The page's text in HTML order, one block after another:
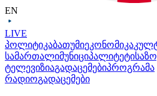
EN
LIVE
პოლიტიკაბათუმიეკონომიკა
სამართალიმუნიციპალიტეტი
ტელევიზიაგადაცემებიპროგრამა
რადიოგადაცემები